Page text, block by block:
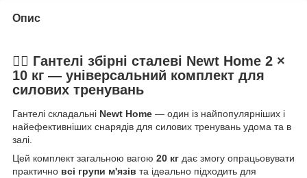
Опис
🏋️‍♂️ Гантелі збірні сталеві Newt Home 2 ×
10 кг — універсальний комплект для
силових тренувань
Гантелі складальні Newt Home — один із найпопулярніших і
найефективніших снарядів для силових тренувань удома та в
залі.
Цей комплект загальною вагою 20 кг дає змогу опрацьовувати
практично всі групи м'язів та ідеально підходить для